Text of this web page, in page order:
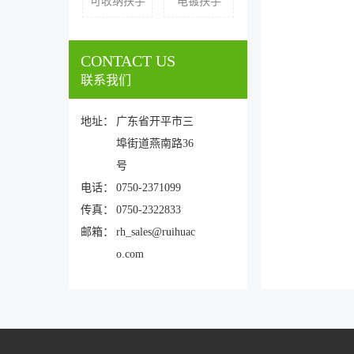
CONTACT US
联系我们
地址：
广东省开平市三
埠街道燕南路36
号
电话：
0750-2371099
传真：
0750-2322833
邮箱：
rh_sales@ruihuac
o.com